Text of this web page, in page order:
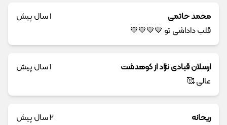
محمد حاتمی
1 سال پیش
قلب دادا‌شی تو 💙💙💙💙
ارسلان قبادی نژاد از کوهدشت
1 سال پیش
عالی 🥰
ریحانه
2 سال پیش